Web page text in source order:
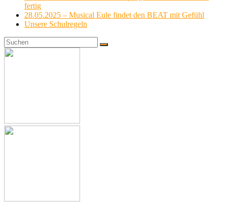
fertig
28.05.2025 – Musical Eule findet den BEAT mit Gefühl
Unsere Schulregeln